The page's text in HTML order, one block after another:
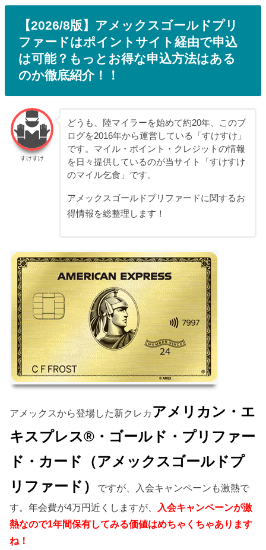
【2026/8版】アメックスゴールドプリ
ファードはポイントサイト経由で申込
は可能？もっとお得な申込方法はある
のか徹底紹介！！
すけすけ
どうも、陸マイラーを始めて約20年、このブ
ログを2016年から運営している「すけすけ」
です。マイル・ポイント・クレジットの情報
を日々提供しているのが当サイト「すけすけ
のマイル乞食」です。
アメックスゴールドプリファードに関するお
得情報を総整理します！
アメックスから登場した新クレカ アメリカン・エ
キスプレス®・ゴールド・プリファー
ド・カード（アメックスゴールドプ
リファード）
ですが、入会キャンペーンも激熱で
す。年会費が4万円近くしますが、
入会キャンペーンが激
熱なので1年間保有してみる価値はめちゃくちゃあります
ね！